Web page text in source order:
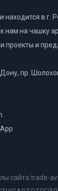
в г.
нам на чашку
проекты и
пр.
сайта trade-